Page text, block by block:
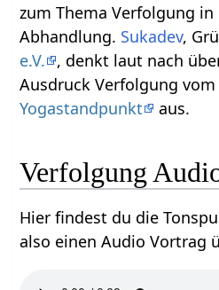
zum Thema Verfolgung‏‎ in dieser kurzen
Abhandlung. Sukadev,
e.V.
, denkt laut nach
Ausdruck
Yogastandpunkt
aus.
Hier findest du die